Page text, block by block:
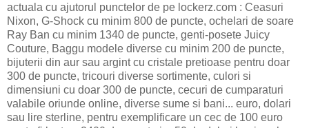
actuala cu ajutorul punctelor de pe lockerz.com : Ceasuri
Nixon, G-Shock cu minim 800 de puncte, ochelari de soare
Ray Ban cu minim 1340 de puncte, genti-posete Juicy
Couture, Baggu modele diverse cu minim 200 de puncte,
bijuterii din aur sau argint cu cristale pretioase pentru doar
300 de puncte, tricouri diverse sortimente, culori si
dimensiuni cu doar 300 de puncte, cecuri de cumparaturi
valabile oriunde online, diverse sume si bani... euro, dolari
sau lire sterline, pentru exemplificare un cec de 100 euro